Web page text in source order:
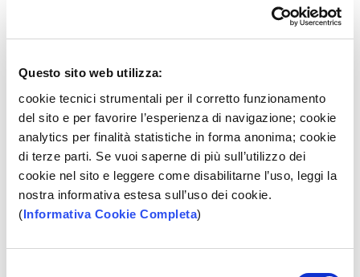
Questo sito web utilizza:
cookie tecnici strumentali per il corretto funzionamento
del sito e per favorire l’esperienza di navigazione; cookie
analytics per finalità statistiche in forma anonima; cookie
di terze parti. Se vuoi saperne di più sull’utilizzo dei
cookie nel sito e leggere come disabilitarne l’uso, leggi la
nostra informativa estesa sull’uso dei cookie.
(Informativa Cookie Completa)
settembre e ottobre – al 112% da novembre in poi, se in
ciascun bimestre non viene raggiunta la soglia di liquidità,
Sulla base di quanto sopra precisato, per il bimestre luglio
e agosto, il prezzo minimo e massimo è rispettivamente
di euro 2,46 e 4,34.
Alla presente viene allegato l’estratto del regolamento Hi-
Mtf relativo al mercato order driver segmento azionario.
IN SEZIONE